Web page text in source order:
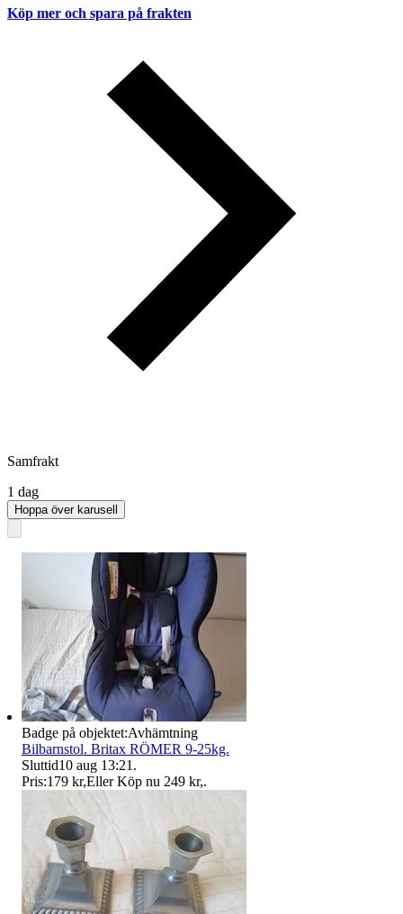
Köp mer och spara på frakten
Samfrakt
1 dag
Hoppa över karusell
Badge på objektet:Avhämtning
Bilbarnstol. Britax RÖMER 9-25kg.
Sluttid10 aug 13:21 .
Pris:179 kr,Eller Köp nu 249 kr,.